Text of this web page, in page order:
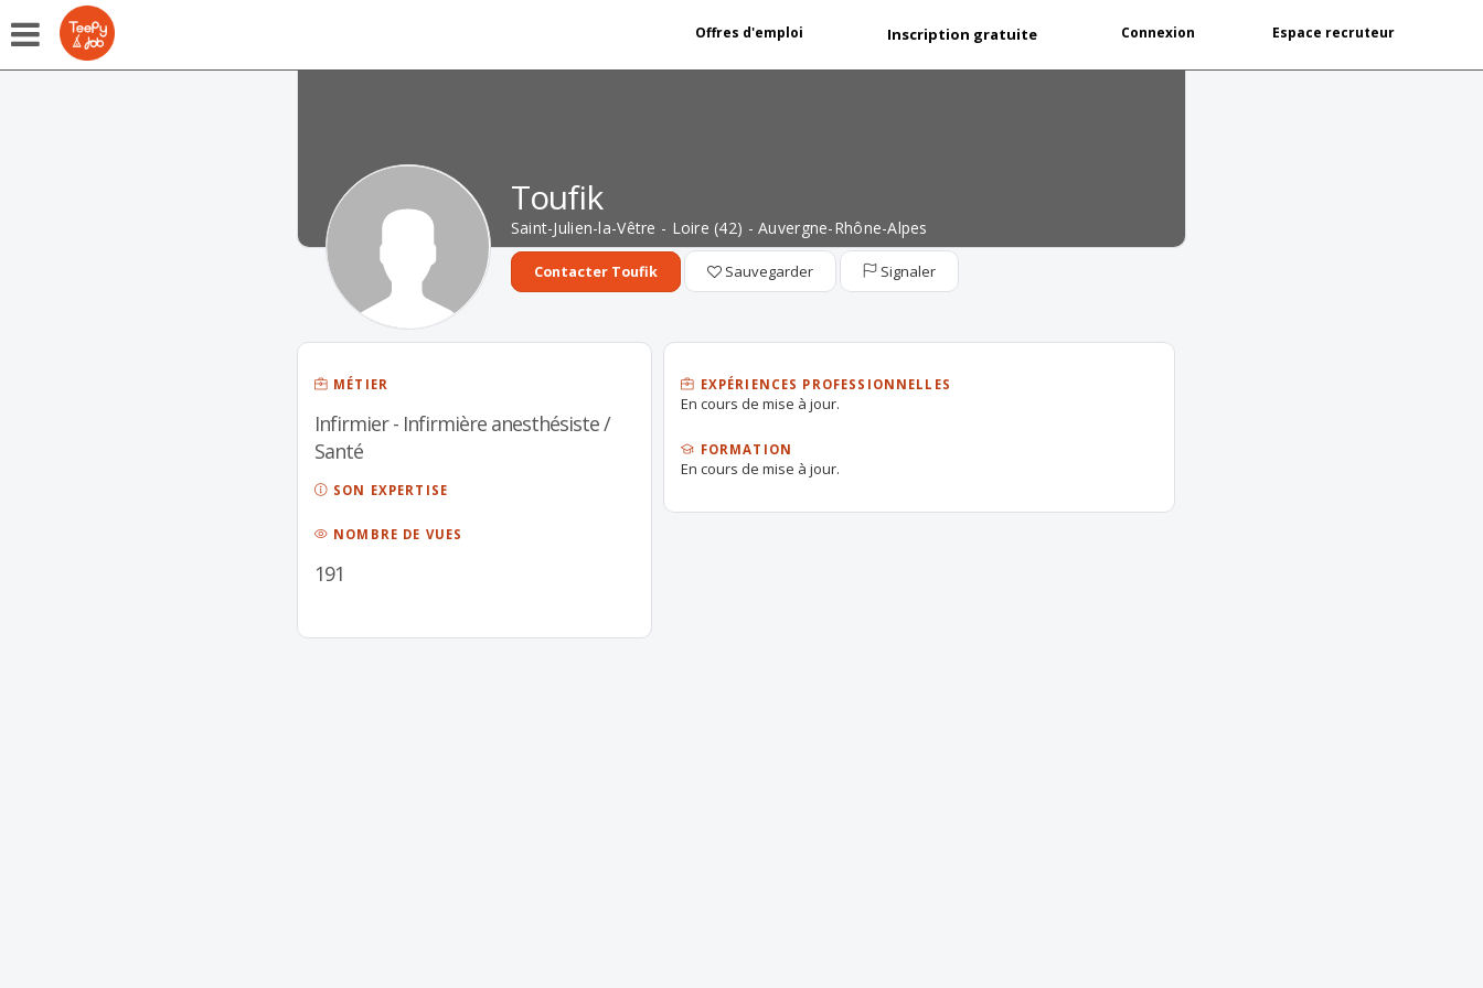
Offres d'emploi Inscription gratuite Connexion Espace recruteur
Toufik
Saint-Julien-la-Vêtre - Loire (42) - Auvergne-Rhône-Alpes
Contacter Toufik Sauvegarder Signaler
MÉTIER
Infirmier - Infirmière anesthésiste /
Santé
SON EXPERTISE
NOMBRE DE VUES
191
EXPÉRIENCES PROFESSIONNELLES
En cours de mise à jour.
FORMATION
En cours de mise à jour.